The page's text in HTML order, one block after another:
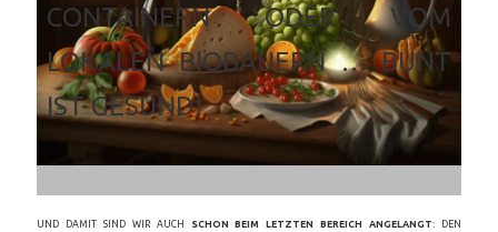
CONTAINERN ODER VOM
LOKALEN BIOBAUERN … BUNT
IST GESUND!
UND DAMIT SIND WIR AUCH SCHON BEIM LETZTEN BEREICH ANGELANGT: DEN